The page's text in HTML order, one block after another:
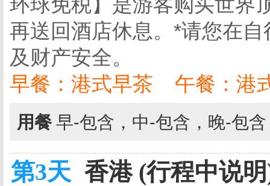
再送回酒店休息。*请您在
及财产安全。
早餐：港式早茶 午餐：港
用餐 早-包含，中-包含，晚-包
第3天 香港 (行程中说